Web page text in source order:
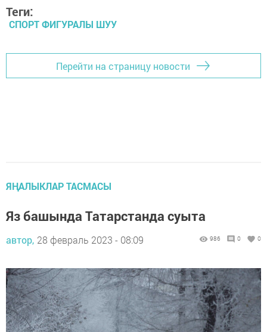
Теги:
СПОРТ ФИГУРАЛЫ ШУУ
Перейти на страницу новости
ЯҢАЛЫКЛАР ТАСМАСЫ
Яз башында Татарстанда суыта
автор, 28 февраль 2023 - 08:09 986 0 0